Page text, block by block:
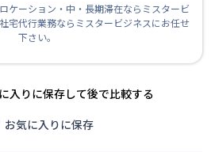
ケーション・中・長期滞在ならミスタービ
宅代行業務ならミスタービジネスにお任せ
下さい。
入りに保存して後で比較する
お気に入りに保存